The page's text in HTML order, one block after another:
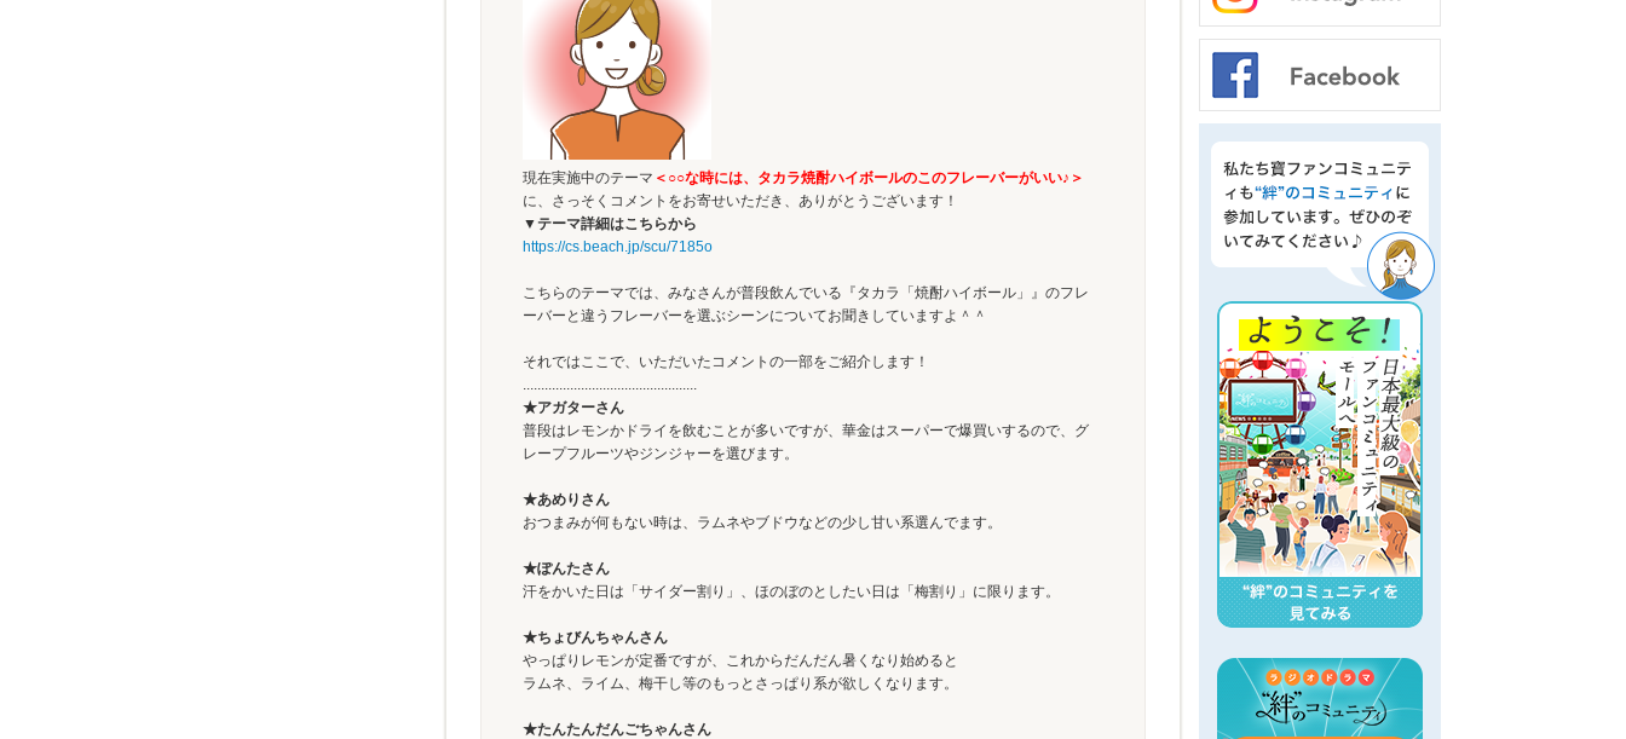
現在実施中のテーマ ＜○○な時には、タカラ焼酎ハイボールのこのフレーバーがいい♪＞
に、さっそくコメントをお寄せいただき、ありがとうございます！
▼テーマ詳細はこちらから
https://cs.beach.jp/scu/7185o
こちらのテーマでは、みなさんが普段飲んでいる『タカラ「焼酎ハイボール」』のフレ
ーバーと違うフレーバーを選ぶシーンについてお聞きしていますよ＾＾
それではここで、いただいたコメントの一部をご紹介します！
................................................
★アガターさん
普段はレモンかドライを飲むことが多いですが、華金はスーパーで爆買いするので、グ
レープフルーツやジンジャーを選びます。
★あめりさん
おつまみが何もない時は、ラムネやブドウなどの少し甘い系選んでます。
★ぽんたさん
汗をかいた日は「サイダー割り」、ほのぼのとしたい日は「梅割り」に限ります。
★ちょびんちゃんさん
やっぱりレモンが定番ですが、これからだんだん暑くなり始めると
ラムネ、ライム、梅干し等のもっとさっぱり系が欲しくなります。
★たんたんだんごちゃんさん